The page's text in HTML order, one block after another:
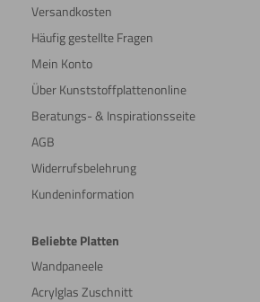
Versandkosten
Häufig gestellte Fragen
Mein Konto
Über Kunststoffplattenonline
Beratungs- & Inspirationsseite
AGB
Widerrufsbelehrung
Kundeninformation
Beliebte Platten
Wandpaneele
Acrylglas Zuschnitt